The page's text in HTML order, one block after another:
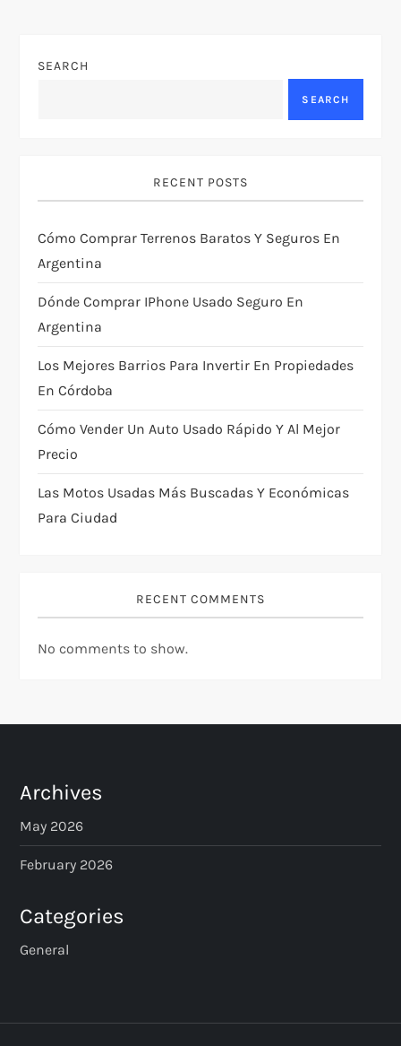
a
a
t
i
o
n
SEARCH
SEARCH
RECENT POSTS
Cómo Comprar Terrenos Baratos Y Seguros En
Argentina
Dónde Comprar IPhone Usado Seguro En
Argentina
Los Mejores Barrios Para Invertir En Propiedades
En Córdoba
Cómo Vender Un Auto Usado Rápido Y Al Mejor
Precio
Las Motos Usadas Más Buscadas Y Económicas
Para Ciudad
RECENT COMMENTS
No comments to show.
Archives
May 2026
February 2026
Categories
General